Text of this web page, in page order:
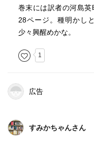
巻末には訳者の河島英
28ページ。種明かし
少々興醒めかな。
1
広告
すみかちゃんさん